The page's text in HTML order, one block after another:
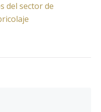
del sector de